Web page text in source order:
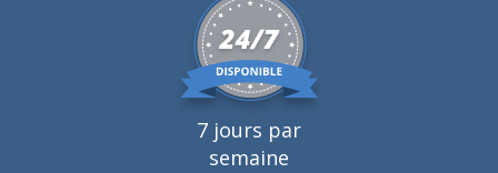
7 jours par
semaine